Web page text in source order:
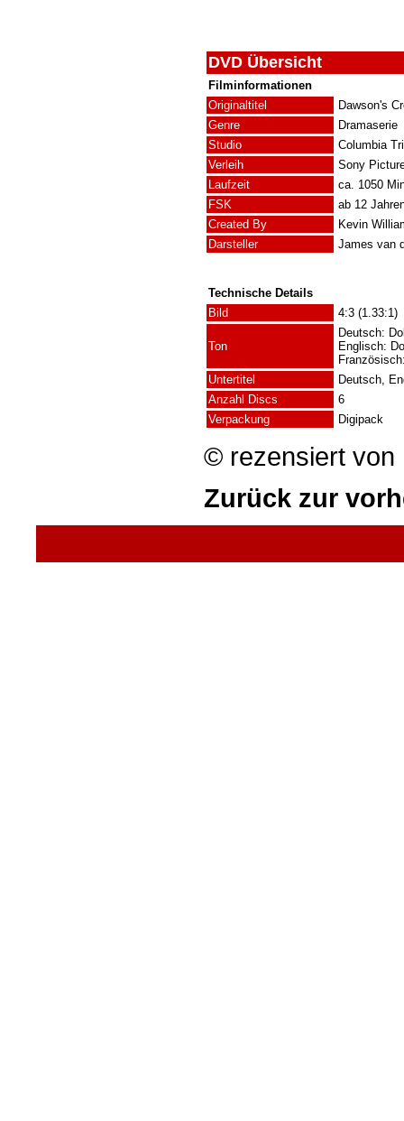
DVD Übersicht
Filminformationen
Originaltitel
Dawson's
Genre
Dramaserie
Studio
Columbia
Verleih
Sony
Laufzeit
ca. 1050
FSK
ab 12
Created By
Kevin
Darsteller
James van
Technische Details
Bild
4:3 (1.33:1)
Ton
Deutsch:
Englisch:
Untertitel
Deutsch,
Anzahl Discs
6
Verpackung
Digipack
© rezensiert von
Zurück zur